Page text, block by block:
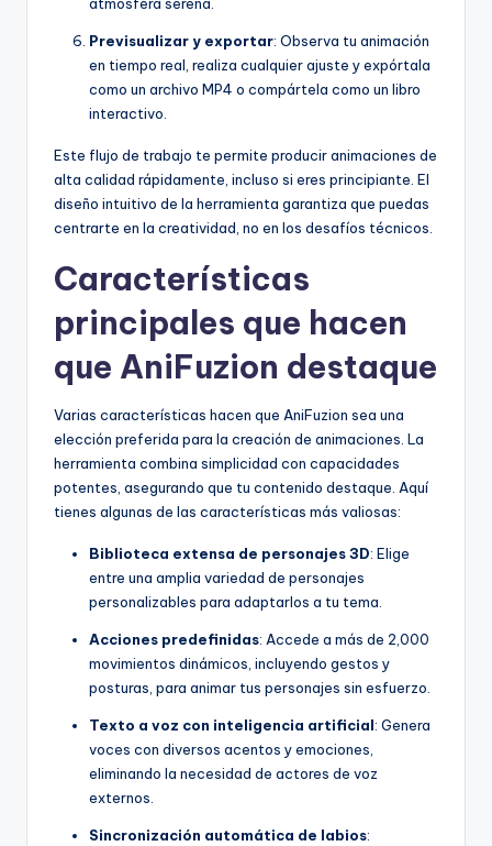
atmósfera serena.
Previsualizar y exportar: Observa tu animación
en tiempo real, realiza cualquier ajuste y expórtala
como un archivo MP4 o compártela como un libro
interactivo.
Este flujo de trabajo te permite producir animaciones de
alta calidad rápidamente, incluso si eres principiante. El
diseño intuitivo de la herramienta garantiza que puedas
centrarte en la creatividad, no en los desafíos técnicos.
Características
principales que hacen
que AniFuzion destaque
Varias características hacen que AniFuzion sea una
elección preferida para la creación de animaciones. La
herramienta combina simplicidad con capacidades
potentes, asegurando que tu contenido destaque. Aquí
tienes algunas de las características más valiosas:
Biblioteca extensa de personajes 3D: Elige
entre una amplia variedad de personajes
personalizables para adaptarlos a tu tema.
Acciones predefinidas: Accede a más de 2,000
movimientos dinámicos, incluyendo gestos y
posturas, para animar tus personajes sin esfuerzo.
Texto a voz con inteligencia artificial: Genera
voces con diversos acentos y emociones,
eliminando la necesidad de actores de voz
externos.
Sincronización automática de labios: